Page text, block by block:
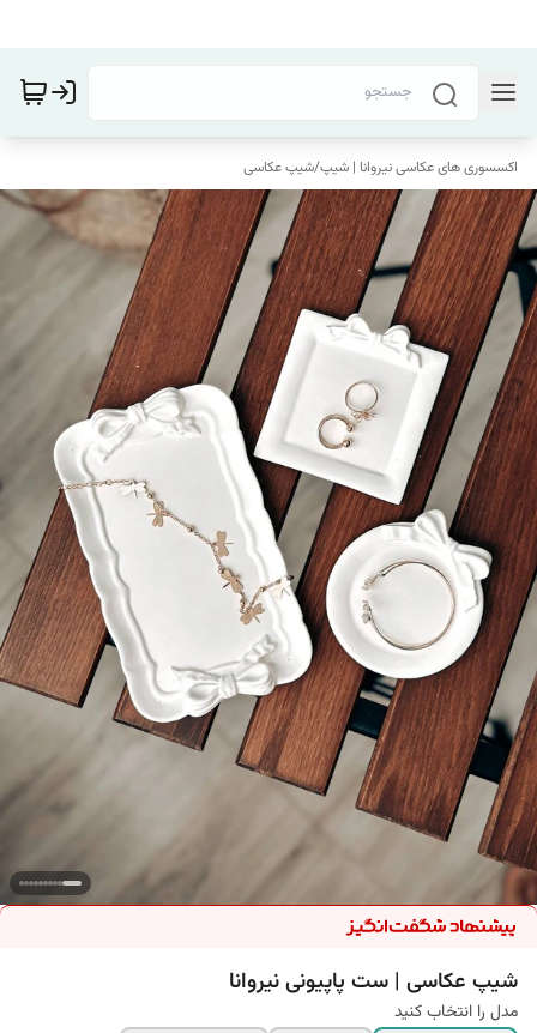
اکسسوری های عکاسی نیروانا | شیپ/شیپ عکاسی
شیپ عکاسی | ست پاپیونی نیروانا
مدل را انتخاب کنید